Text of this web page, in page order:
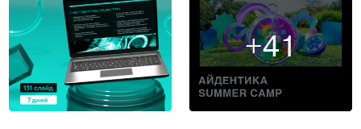
+41